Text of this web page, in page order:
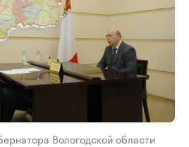
Вологодской области